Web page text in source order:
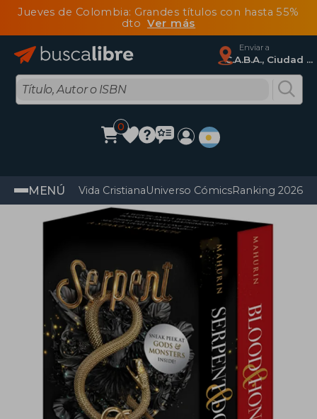
Jueves de Colombia: Grandes títulos con hasta 55%
dtoVer más
Enviar a
C.A.B.A., Ciudad Autónoma De Buenos Aires
0
MENÚ Vida CristianaUniverso CómicsRanking 2026